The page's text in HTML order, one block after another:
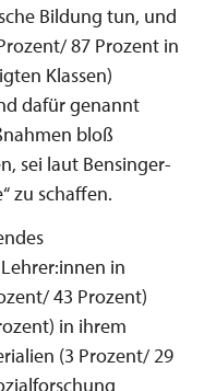
Bildung tun, und
87 Prozent in
Klassen)
dafür genannt
bloß
sei laut Bensinger-
zu schaffen.
in
43 Prozent)
in ihrem
(3 Prozent/ 29